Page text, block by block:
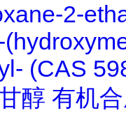
2-
(CAS
醇 有机